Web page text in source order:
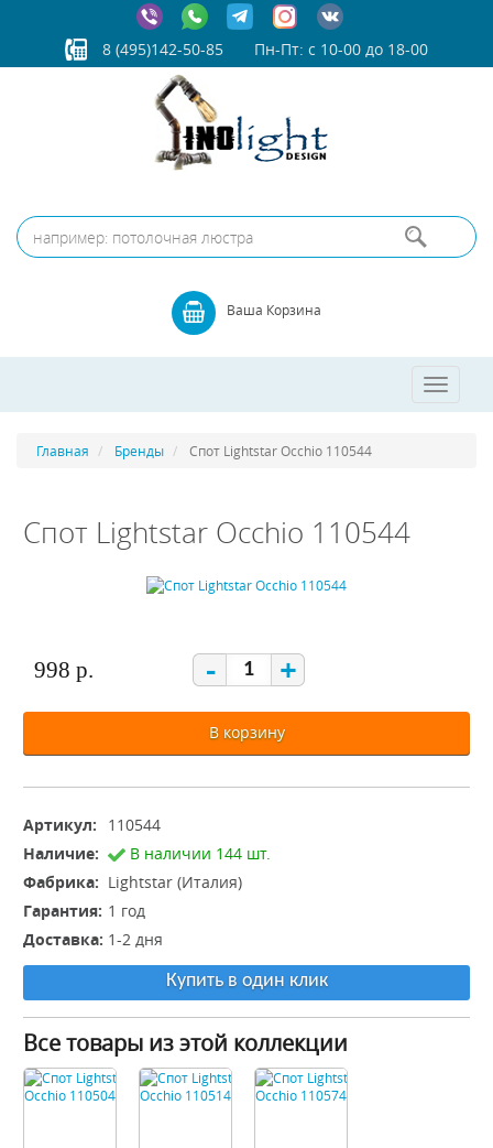
8 (495)142-50-85 Пн-Пт: с 10-00 до 18-00
Ваша Корзина
Toggle
Главная Бренды Спот Lightstar Occhio 110544
Спот Lightstar Occhio 110544
998 р. - +
В корзину
Артикул:
110544
Наличие:
В наличии 144 шт.
Фабрика: Lightstar (Италия)
Гарантия: 1 год
Доставка: 1-2 дня
Купить в один клик
Все товары из этой коллекции